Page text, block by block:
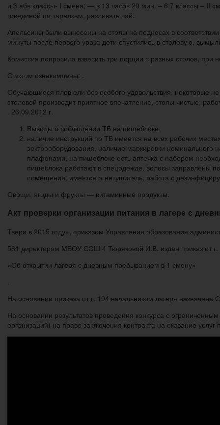
и 3 абв классы- I смена; — в 13 часов 20 мин. – 6,7 классы – II
говядиной по тарелкам, разливать чай.
Апельсины были вынесены на столы на подносах в
минуты после первого урока дети спустились в столовую,
Комиссия попросила взвесить три порции с разных столов,
С актом ознакомлены: .
Обучающиеся плов ели без особого удовольствия, некоторые
столовой производит приятное впечатление, столы чистые,
. 26.09.2012 г.
Выводы о соблюдении ТБ на пищеблоке
наличие инструкций по ТБ имеется на всех рабочих
эектрооборудования, наличие маркировки номинального
плафонами, на пищеблоке есть аптечка с набором
пищеблока работают в спецодежде, волосы заправлены
помещения, имеется огнетушитель, работа с
Овощи, ягоды и фрукты — витаминные продукты.
Акт проверки организации питания в лагере с
Твери в 2015 году», приказом Управления образования
561 директором МБОУ СОШ 4 Тюряковой И.В. издан приказ от г.
«Об открытии лагеря с дневным пребыванием в 1 смену»
На основании приказа от г. 194 начальником лагеря
На основании результатов проведения конкурса с
организаций) на право заключения контракта на оказание